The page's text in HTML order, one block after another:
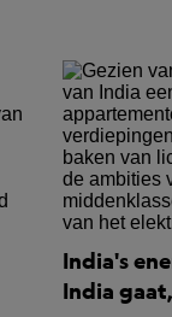
India's
India